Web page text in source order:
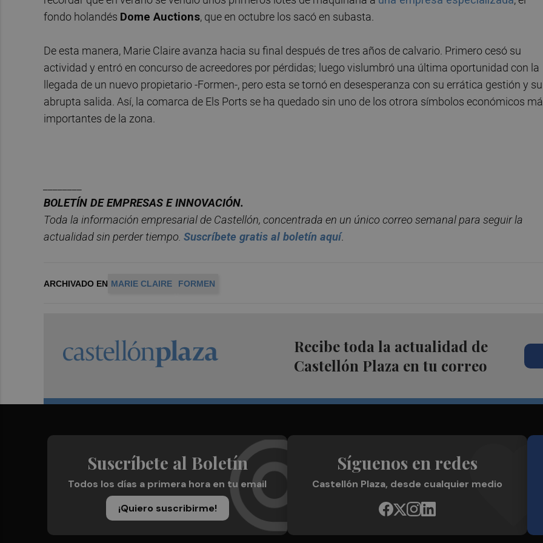
fondo holandés Dome Auctions, que en octubre los sacó en subasta.
De esta manera, Marie Claire avanza hacia su final después de tres años de calvario. Primero cesó su
actividad y entró en concurso de acreedores por pérdidas; luego vislumbró una última oportunidad con la
llegada de un nuevo propietario -Formen-, pero esta se tornó en desesperanza con su errática gestión y su
abrupta salida. Así, la comarca de Els Ports se ha quedado sin uno de los otrora símbolos económicos
importantes de la zona.
BOLETÍN DE EMPRESAS E INNOVACIÓN.
Toda la información empresarial de Castellón, concentrada en un único correo semanal para seguir la
actualidad sin perder tiempo. Suscríbete gratis al boletín aquí.
ARCHIVADO EN MARIE CLAIRE FORMEN
Recibe toda la actualidad de
Castellón Plaza en tu correo
Suscríbete al Boletín
Todos los días a primera hora en tu email
¡Quiero suscribirme!
Síguenos en redes
Castellón Plaza, desde cualquier medio